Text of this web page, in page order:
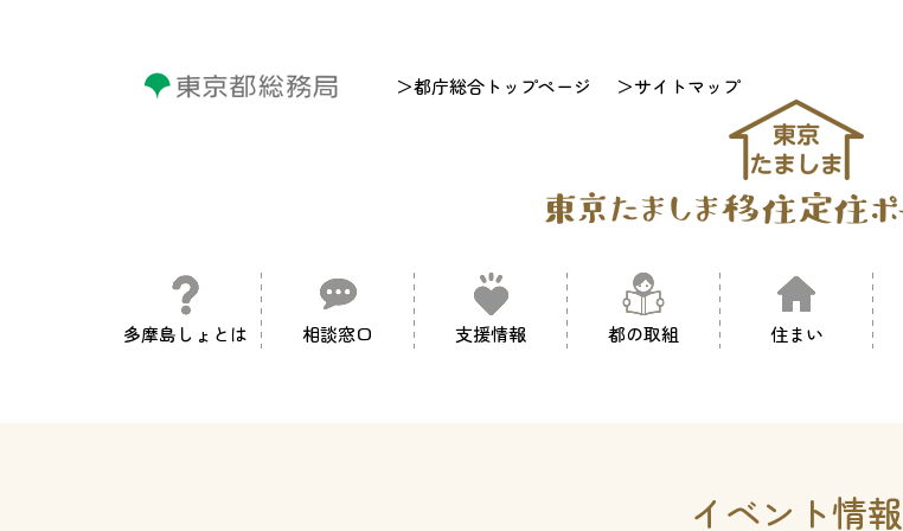
＞都庁総合トップページ ＞サイトマップ
多摩島しょとは 相談窓口 支援情報 都の取組 住まい
イベント情報